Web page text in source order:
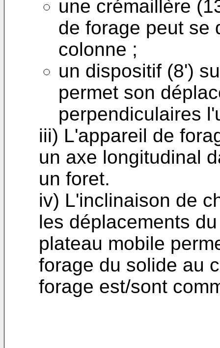
une crémaillère
de forage peut se
colonne ;
un dispositif (8')
permet son
perpendiculaires
iii) L'appareil de
un axe longitudinal
un foret.
iv) L'inclinaison de
les déplacements
plateau mobile
forage du solide au
forage est/sont